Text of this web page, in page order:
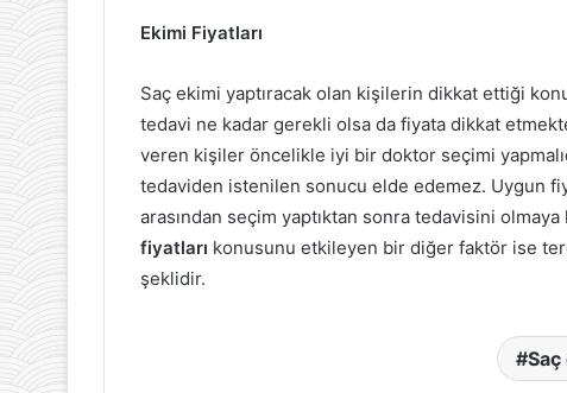
Ekimi Fiyatları
Saç ekimi yaptıracak olan kişilerin dikkat ettiği
tedavi ne kadar gerekli olsa da fiyata dikkat
veren kişiler öncelikle iyi bir doktor seçimi
tedaviden istenilen sonucu elde edemez. Uygun
arasından seçim yaptıktan sonra tedavisini
fiyatları konusunu etkileyen bir diğer faktör ise
şeklidir.
Saç